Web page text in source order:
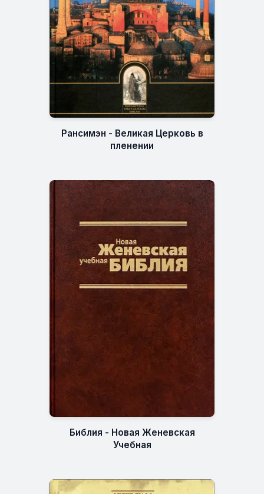
Рансимэн - Великая Церковь в
пленении
Библия - Новая Женевская
Учебная